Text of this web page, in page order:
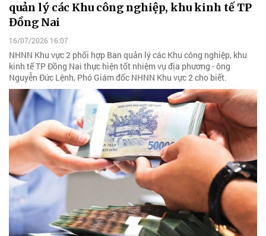
quản lý các Khu công nghiệp, khu kinh tế TP
Đồng Nai
16/07/2026 16:07
NHNN Khu vực 2 phối hợp Ban quản lý các Khu công nghiệp, khu
kinh tế TP Đồng Nai thực hiện tốt nhiệm vụ địa phương - ông
Nguyễn Đức Lệnh, Phó Giám đốc NHNN Khu vực 2 cho biết.